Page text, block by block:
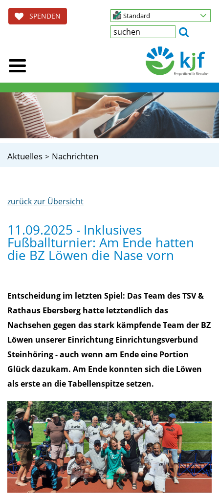
SPENDEN Standard
Aktuelles Nachrichten
zurück zur Übersicht
11.09.2025 - Inklusives
Fußballturnier: Am Ende hatten
die BZ Löwen die Nase vorn
Entscheidung im letzten Spiel: Das Team des TSV &
Rathaus Ebersberg hatte letztendlich das
Nachsehen gegen das stark kämpfende Team der BZ
Löwen unserer Einrichtung Einrichtungsverbund
Steinhöring - auch wenn am Ende eine Portion
Glück dazukam. Am Ende konnten sich die Löwen
als erste an die Tabellenspitze setzen.